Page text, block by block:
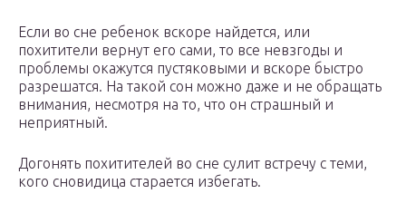
Если во сне ребенок вскоре найдется, или
похитители вернут его сами, то все невзгоды и
проблемы окажутся пустяковыми и вскоре быстро
разрешатся. На такой сон можно даже и не обращать
внимания, несмотря на то, что он страшный и
неприятный.
Догонять похитителей во сне сулит встречу с теми,
кого сновидица старается избегать.